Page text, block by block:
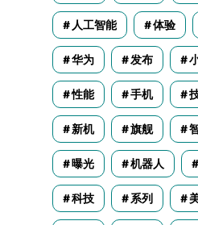
人工智能 体验
华为 发布
性能 手机
新机 旗舰
曝光 机器人
科技 系列